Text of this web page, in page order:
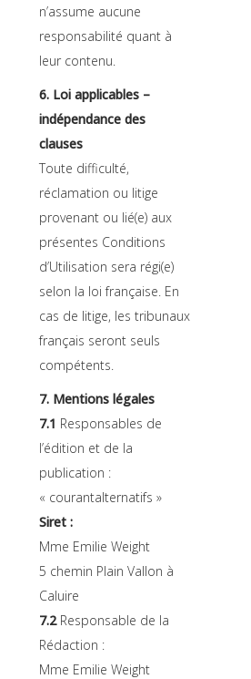
n’assume aucune
responsabilité quant à
leur contenu.
6. Loi applicables –
indépendance des
clauses
Toute difficulté,
réclamation ou litige
provenant ou lié(e) aux
présentes Conditions
d’Utilisation sera régi(e)
selon la loi française. En
cas de litige, les tribunaux
français seront seuls
compétents.
7. Mentions légales
7.1 Responsables de
l’édition et de la
publication :
« courantalternatifs »
Siret :
Mme Emilie Weight
5 chemin Plain Vallon à
Caluire
7.2Responsable de la
Rédaction :
Mme Emilie Weight